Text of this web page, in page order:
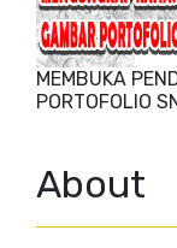
MEMBUKA
PORTOFOLIO
About